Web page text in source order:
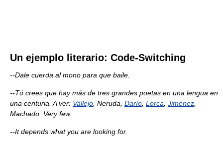
Un ejemplo literario: Code-Switching
--Dale cuerda al mono para que baile.
--Tú crees que hay más de tres grandes poetas en una lengua en
una centuria. A ver: Vallejo , Neruda, Darío Lorca Jiménez
Machado. Very few.
--It depends what you are looking for.